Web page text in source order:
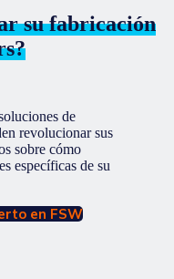
su fabricación
de
revolucionar sus
sobre cómo
específicas de su
en FSW